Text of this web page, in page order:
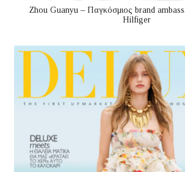
Zhou Guanyu – Παγκόσμιος brand
Hilfiger